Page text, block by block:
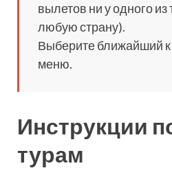
вылетов ни у одного из
любую страну).
Выберите ближайший к
меню.
Инструкции
турам